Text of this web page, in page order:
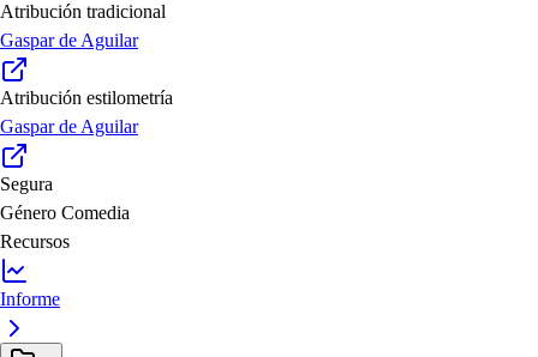
Atribución tradicional
Gaspar de Aguilar
Atribución estilometría
Gaspar de Aguilar
Segura
Género Comedia
Recursos
Informe